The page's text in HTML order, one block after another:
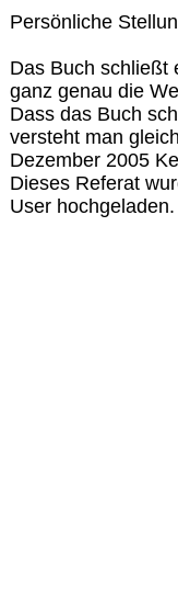
Persönliche
Das Buch schließt
ganz genau die
Dass das Buch
versteht man
Dezember 2005
Dieses Referat
User hochgeladen.